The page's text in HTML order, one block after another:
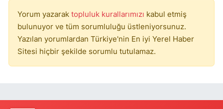
Yorum yazarak topluluk kurallarımızı kabul etmiş
bulunuyor ve tüm sorumluluğu üstleniyorsunuz.
Yazılan yorumlardan Türkiye'nin En iyi Yerel Haber
Sitesi hiçbir şekilde sorumlu tutulamaz.